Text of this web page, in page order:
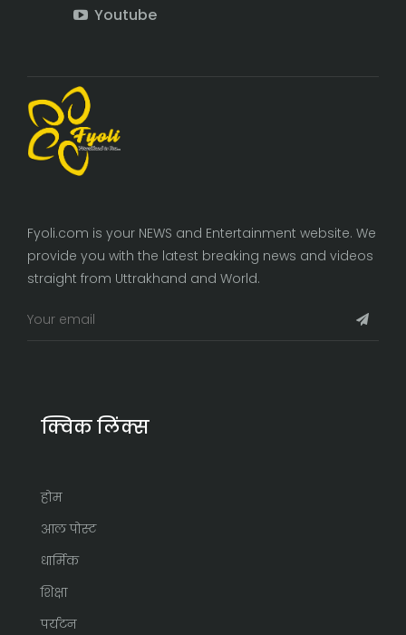
Youtube
Fyoli.com is your NEWS and Entertainment website. We
provide you with the latest breaking news and videos
straight from Uttrakhand and World.
क्विक लिंक्स
होम
आल पोस्ट
धार्मिक
शिक्षा
पर्यटन